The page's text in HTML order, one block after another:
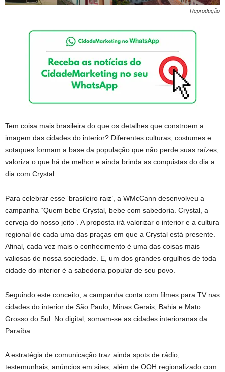
Reprodução
Tem coisa mais brasileira do que os detalhes que constroem a
imagem das cidades do interior? Diferentes culturas, costumes e
sotaques formam a base da população que não perde suas raízes,
valoriza o que há de melhor e ainda brinda as conquistas do dia a
dia com Crystal.
Para celebrar esse ‘brasileiro raiz’, a WMcCann desenvolveu a
campanha “Quem bebe Crystal, bebe com sabedoria. Crystal, a
cerveja do nosso jeito”. A proposta irá valorizar o interior e a cultura
regional de cada uma das praças em que a Crystal está presente.
Afinal, cada vez mais o conhecimento é uma das coisas mais
valiosas de nossa sociedade. E, um dos grandes orgulhos de toda
cidade do interior é a sabedoria popular de seu povo.
Seguindo este conceito, a campanha conta com filmes para TV nas
cidades do interior de São Paulo, Minas Gerais, Bahia e Mato
Grosso do Sul. No digital, somam-se as cidades interioranas da
Paraíba.
A estratégia de comunicação traz ainda spots de rádio,
testemunhais, anúncios em sites, além de OOH regionalizado com